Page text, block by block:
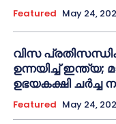
Featured May 24,
വിസ
ഉന്നയിച്ച്
ഉഭയകക്ഷി ചർച്ച
Featured May 24,